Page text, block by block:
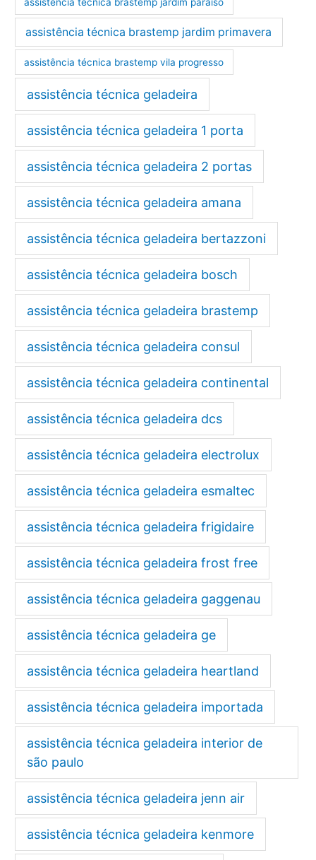
assistência técnica brastemp jardim paraíso
assistência técnica brastemp jardim primavera
assistência técnica brastemp vila progresso
assistência técnica geladeira
assistência técnica geladeira 1 porta
assistência técnica geladeira 2 portas
assistência técnica geladeira amana
assistência técnica geladeira bertazzoni
assistência técnica geladeira bosch
assistência técnica geladeira brastemp
assistência técnica geladeira consul
assistência técnica geladeira continental
assistência técnica geladeira dcs
assistência técnica geladeira electrolux
assistência técnica geladeira esmaltec
assistência técnica geladeira frigidaire
assistência técnica geladeira frost free
assistência técnica geladeira gaggenau
assistência técnica geladeira ge
assistência técnica geladeira heartland
assistência técnica geladeira importada
assistência técnica geladeira interior de
são paulo
assistência técnica geladeira jenn air
assistência técnica geladeira kenmore